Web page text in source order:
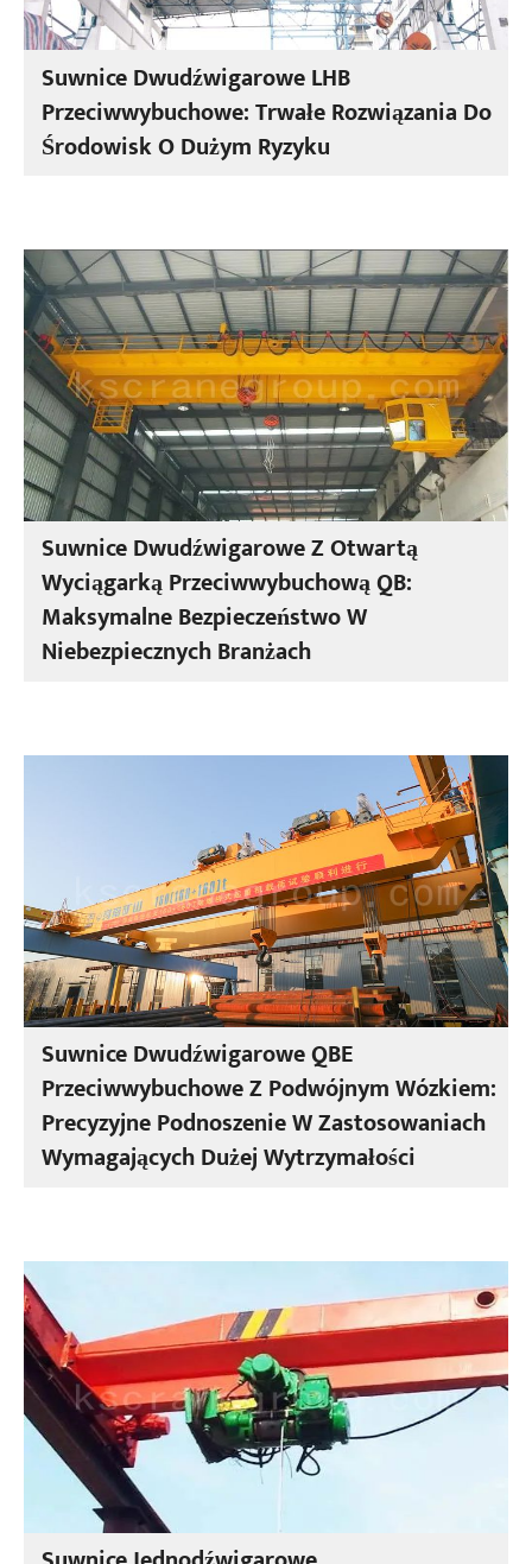
Suwnice Dwudźwigarowe LHB
Przeciwwybuchowe: Trwałe Rozwiązania Do
Środowisk O Dużym Ryzyku
Suwnice Dwudźwigarowe Z Otwartą
Wyciągarką Przeciwwybuchową QB:
Maksymalne Bezpieczeństwo W
Niebezpiecznych Branżach
Suwnice Dwudźwigarowe QBE
Przeciwwybuchowe Z Podwójnym Wózkiem:
Precyzyjne Podnoszenie W Zastosowaniach
Wymagających Dużej Wytrzymałości